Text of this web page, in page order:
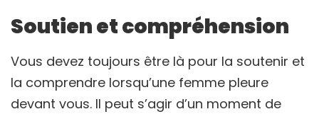
Soutien et compréhension
Vous devez toujours être là pour la soutenir et
la comprendre lorsqu’une femme pleure
devant vous. Il peut s’agir d’un moment de